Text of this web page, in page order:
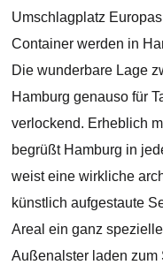
Umschlagplatz
Container werden in
Die wunderbare Lage
Hamburg genauso für
verlockend. Erheblich
begrüßt Hamburg in
weist eine wirkliche
künstlich aufgestaute
Areal ein ganz
Außenalster laden